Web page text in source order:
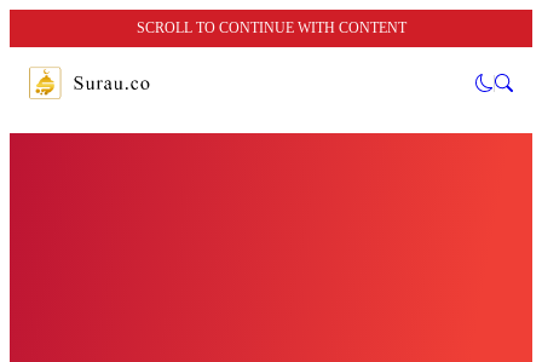
SCROLL TO CONTINUE WITH CONTENT